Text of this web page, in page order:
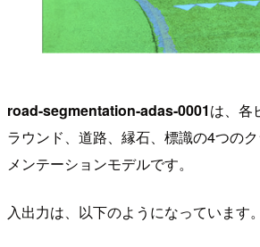
road-segmentation-adas-0001は、各
ラウンド、道路、縁石、標識の4つの
メンテーションモデルです。
入出力は、以下のようになっています。